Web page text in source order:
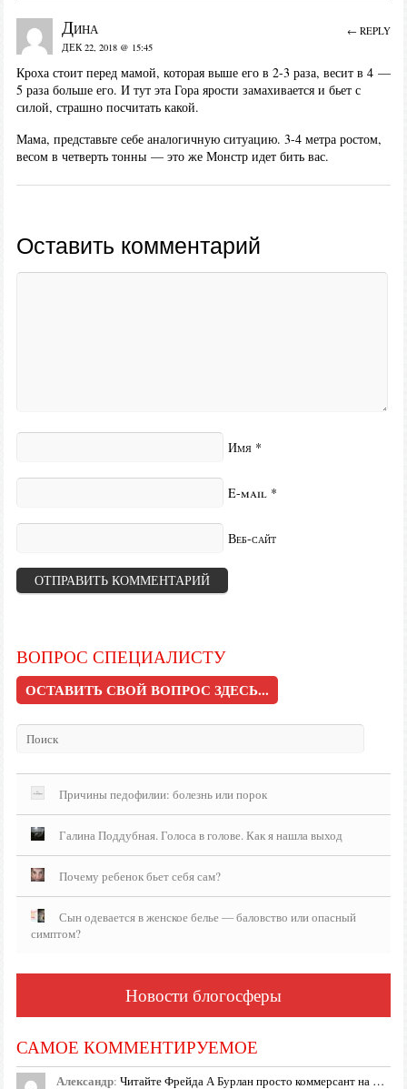
Дина
ДЕК 22, 2018 @ 15:45
Кроха стоит перед мамой, которая выше его в 2-3 раза, весит в 4 —
5 раза больше его. И тут эта Гора ярости замахивается и бьет с
силой, страшно посчитать какой.
Мама, представьте себе аналогичную ситуацию. 3-4 метра ростом,
весом в четверть тонны — это же Монстр идет бить вас.
← REPLY
Оставить комментарий
Имя *
E-mail *
Веб-сайт
ВОПРОС СПЕЦИАЛИСТУ
ОСТАВИТЬ СВОЙ ВОПРОС ЗДЕСЬ...
Причины педофилии: болезнь или порок
Галина Поддубная. Голоса в голове. Как я нашла выход
Почему ребенок бьет себя сам?
Сын одевается в женское белье — баловство или опасный
симптом?
Новости блогосферы
САМОЕ КОММЕНТИРУЕМОЕ
Александр: Читайте Фрейда А Бурлан просто коммерсант на …